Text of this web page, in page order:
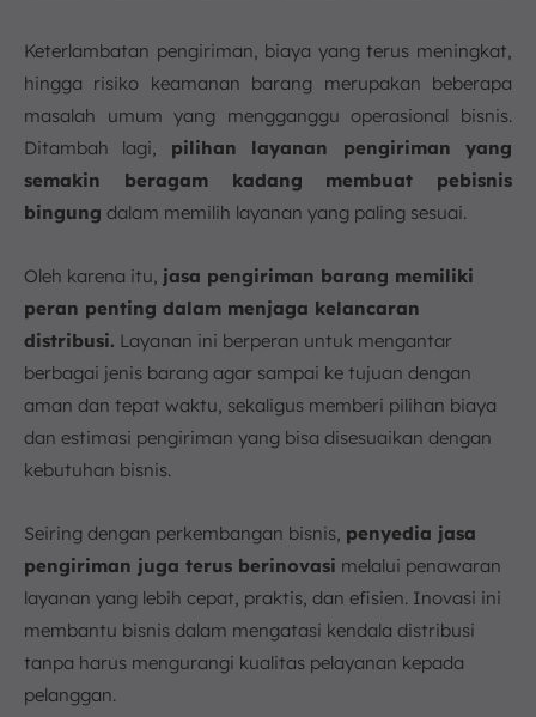
10. Lion Parcel
12. SPX Express
13. Paxel
Cara Memilih Jasa Pengiriman Barang yang Tepat
1. Sesuaikan dengan Jenis Barang
2. Bandingkan Biaya dan Estimasi Waktu
3. Periksa Reputasi dan Ulasan Pelanggan
4. Fasilitas dan Layanan Tambahan
Kesimpulan
FAQ:
Keterlambatan pengiriman, biaya yang terus meningkat,
hingga risiko keamanan barang merupakan beberapa
masalah umum yang mengganggu operasional bisnis.
Ditambah lagi, pilihan layanan pengiriman yang
semakin beragam kadang membuat pebisnis
bingung dalam memilih layanan yang paling sesuai.
Oleh karena itu, jasa pengiriman barang memiliki
peran penting dalam menjaga kelancaran
distribusi. Layanan ini berperan untuk mengantar
berbagai jenis barang agar sampai ke tujuan dengan
aman dan tepat waktu, sekaligus memberi pilihan biaya
dan estimasi pengiriman yang bisa disesuaikan dengan
kebutuhan bisnis.
Seiring dengan perkembangan bisnis, penyedia jasa
pengiriman juga terus berinovasi melalui penawaran
layanan yang lebih cepat, praktis, dan efisien. Inovasi ini
membantu bisnis dalam mengatasi kendala distribusi
tanpa harus mengurangi kualitas pelayanan kepada
pelanggan.